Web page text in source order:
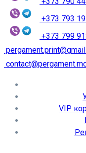
+373 793
+373 799
contact@pergament.md
VIP